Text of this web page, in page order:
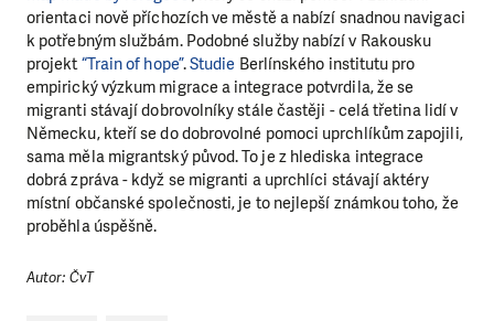
orientaci nově příchozích ve městě a nabízí snadnou navigaci
k potřebným službám. Podobné služby nabízí v Rakousku
projekt“Train of hope”.Studie Berlínského institutu pro
empirický výzkum migrace a integrace potvrdila, že se
migranti stávají dobrovolníky stále častěji - celá třetina lidí v
Německu, kteří se do dobrovolné pomoci uprchlíkům zapojili,
sama měla migrantský původ. To je z hlediska integrace
dobrá zpráva - když se migranti a uprchlíci stávají aktéry
místní občanské společnosti, je to nejlepší známkou toho, že
proběhla úspěšně.
Autor: ČvT